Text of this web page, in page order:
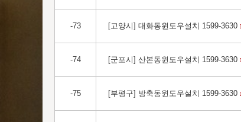
-73 [고양시] 대화동윈도우설치 1599-3630
-74 [군포시] 산본동윈도우설치 1599-3630
-75 [부평구] 방축동윈도우설치 1599-3630